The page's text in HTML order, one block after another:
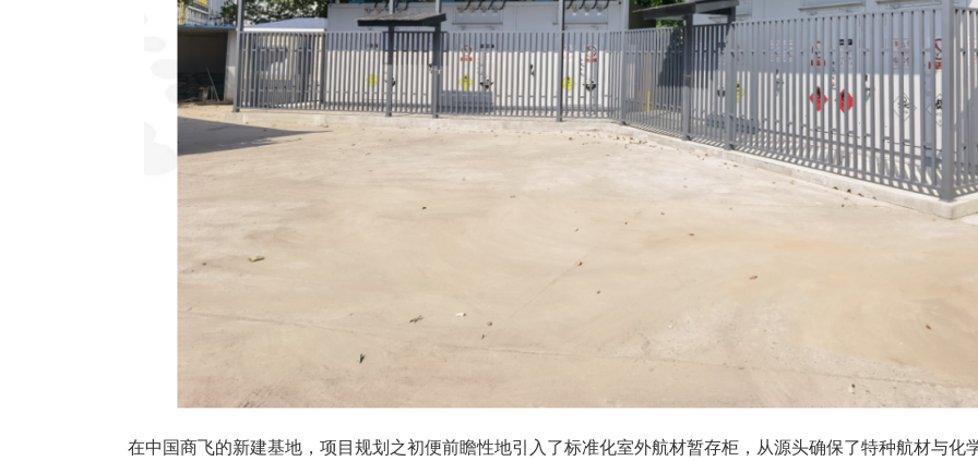
在中国商飞的新建基地，项目规划之初便前瞻性地引入了标准化室外航材暂存柜，从源头确保了特种航材与化